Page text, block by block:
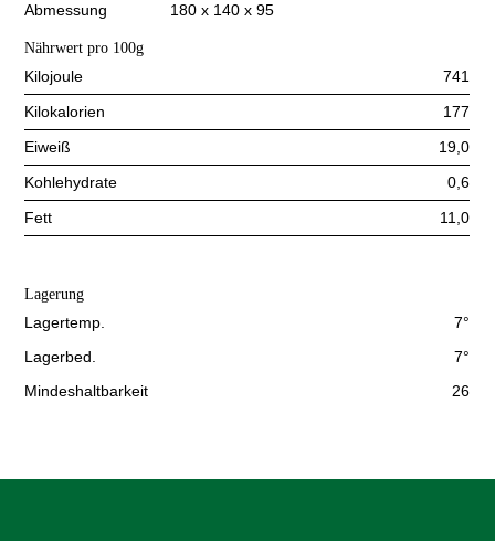
Abmessung
180 x 140 x 95
Nährwert pro 100g
Kilojoule
741
Kilokalorien
177
Eiweiß
19,0
Kohlehydrate
0,6
Fett
11,0
Lagerung
Lagertemp.
7°
Lagerbed.
7°
Mindeshaltbarkeit
26